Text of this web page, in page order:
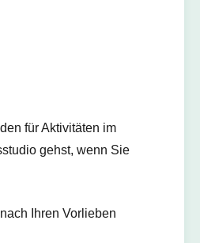
für Aktivitäten im
gehst, wenn Sie
Ihren Vorlieben